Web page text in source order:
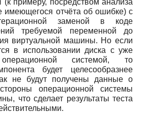
имеющегося отчёта об ошибке) с
заменой в коде
требуемой переменной до
виртуальной машины. Но если
в использовании диска с уже
операционной системой, то
будет целесообразнее
не будут получены данные о
операционной системы
что сделает результаты теста